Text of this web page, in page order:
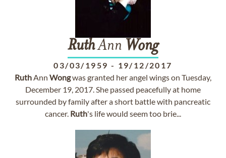
RuthAnn Wong
03/03/1959 - 19/12/2017
RuthAnn Wongwas granted her angel wings on Tuesday,
December 19, 2017. She passed peacefully at home
surrounded by family after a short battle with pancreatic
cancer. Ruth's life would seem too brie...